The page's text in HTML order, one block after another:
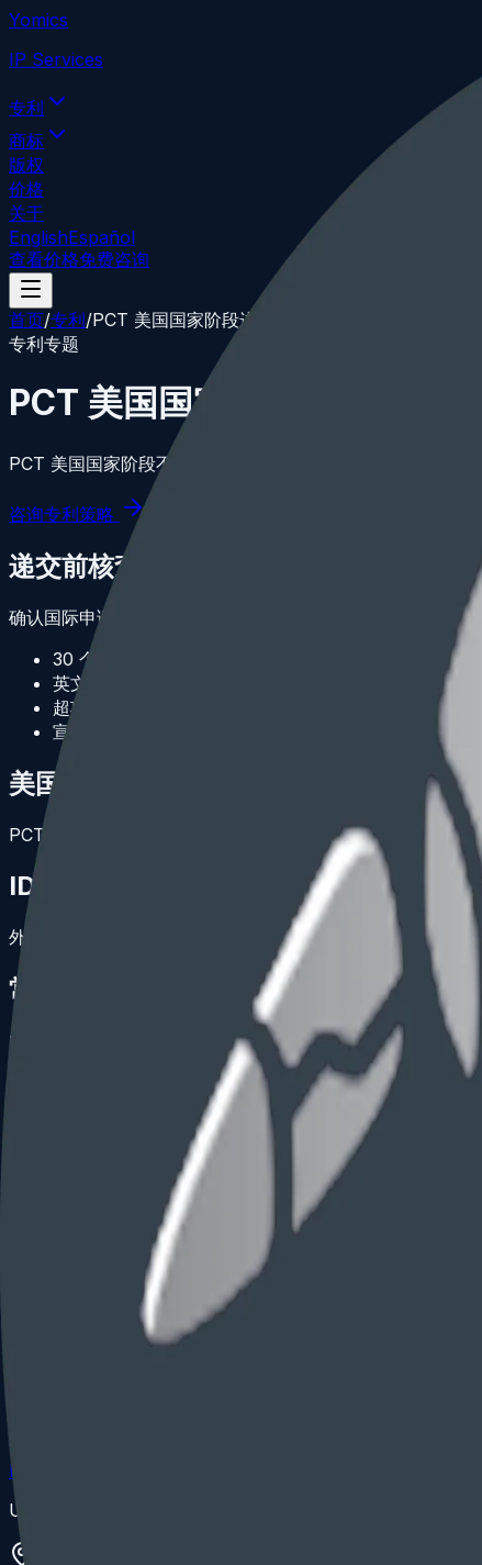
Yomics
IP Services
专利
商标
版权
价格
关于
EnglishEspañol
查看价格免费咨询
首页/专利/PCT 美国国家阶段进入
专利专题
PCT 美国国家阶段进入
PCT 美国国家阶段不是简单递交表格。进入前应同时核查
咨询专利策略
递交前核查
确认国际申请数据、优先权链、申请人/发明人信息、英文
30 个月期限及恢复问题
英文翻译准确性
超项权利要求和页数费用
宣誓书和转让文件
美国权利要求策略
PCT 权利要求不一定适合美国。进入美国前可根据 101、
IDS 协调
外国检索报告、引用文献和对应案审查意见需要纳入 IDS 规
常见问题
PCT 进入美国一定是 30 个月吗？
通常为自优先权日起 30 个月，但恢复、优先权链和特殊事实
进入美国时可以修改权利要求吗？
可以，但修改必须有原始公开支持，并应评估美国审查和费用
适用于需要进入美国、回应 USPTO 审查或评估专利预算的
律师广告提示
本页为一般信息和律师广告，不构成法律意见，也不自动建
IP Services
USPTO 注册美国专利代理人与康州、纽约州执业商标律师